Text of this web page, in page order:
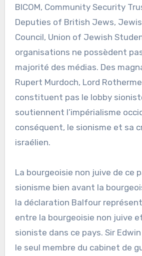
BICOM, Community Security
Deputies of British Jews,
Council, Union of Jewish
organisations ne possèdent
majorité des médias. Des
Rupert Murdoch, Lord
constituent pas le lobby
soutiennent l’impérialisme
conséquent, le sionisme et sa
israélien.
La bourgeoisie non juive de ce
sionisme bien avant la
la déclaration Balfour
entre la bourgeoisie non juive
sioniste dans ce pays. Sir
le seul membre du cabinet de